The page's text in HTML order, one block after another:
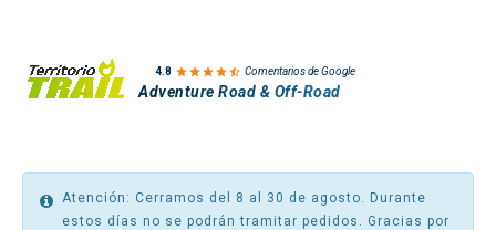
4.8  Comentarios de Google
Adventure Road & Off-Road
Atención: Cerramos del 8 al 30 de agosto. Durante
estos días no se podrán tramitar pedidos. Gracias por